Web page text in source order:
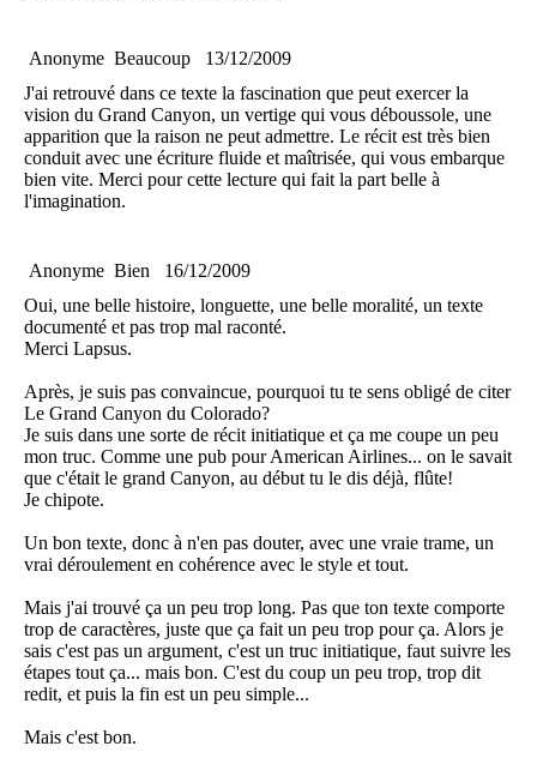
Anonyme Beaucoup
13/12/2009
J'ai retrouvé dans ce texte la fascination que peut exercer la
vision du Grand Canyon, un vertige qui vous déboussole, une
apparition que la raison ne peut admettre. Le récit est très bien
conduit avec une écriture fluide et maîtrisée, qui vous embarque
bien vite. Merci pour cette lecture qui fait la part belle à
l'imagination.
Anonyme Bien
16/12/2009
Oui, une belle histoire, longuette, une belle moralité, un texte
documenté et pas trop mal raconté.
Merci Lapsus.
Après, je suis pas convaincue, pourquoi tu te sens obligé de citer
Le Grand Canyon du Colorado?
Je suis dans une sorte de récit initiatique et ça me coupe un peu
mon truc. Comme une pub pour American Airlines... on le savait
que c'était le grand Canyon, au début tu le dis déjà, flûte!
Je chipote.
Un bon texte, donc à n'en pas douter, avec une vraie trame, un
vrai déroulement en cohérence avec le style et tout.
Mais j'ai trouvé ça un peu trop long. Pas que ton texte comporte
trop de caractères, juste que ça fait un peu trop pour ça. Alors je
sais c'est pas un argument, c'est un truc initiatique, faut suivre les
étapes tout ça... mais bon. C'est du coup un peu trop, trop dit
redit, et puis la fin est un peu simple...
Mais c'est bon.